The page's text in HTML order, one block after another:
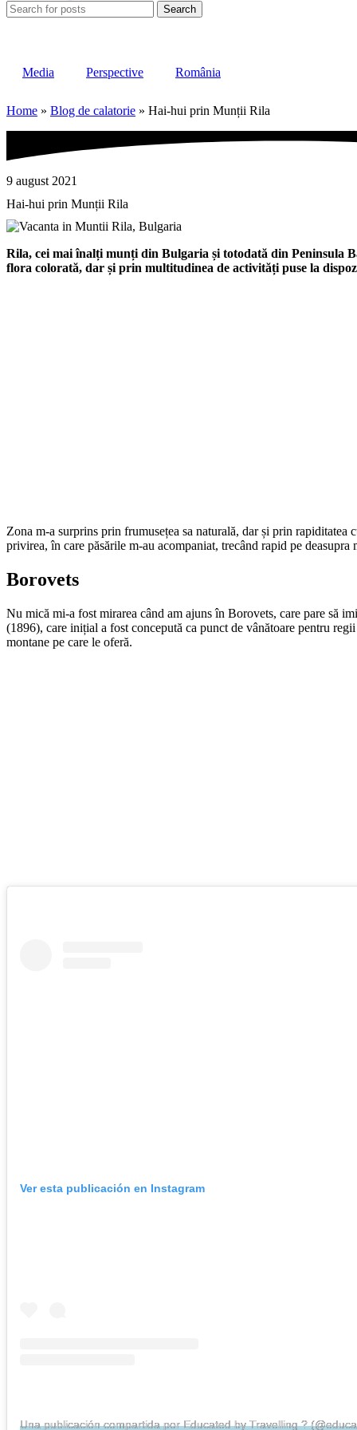
Search
Media Perspective România
Home » Blog de calatorie » Hai-hui prin Munții Rila
9 august 2021
Hai-hui prin Munții Rila
Rila, cei mai înalți munți din Bulgaria și totodată din Peninsula
flora colorată, dar și prin multitudinea de activități puse la
Zona m-a surprins prin frumusețea sa naturală, dar și prin
privirea, în care păsările m-au acompaniat, trecând rapid pe
Borovets
Nu mică mi-a fost mirarea când am ajuns în Borovets, care pare să
(1896), care inițial a fost concepută ca punct de vânătoare pentru
montane pe care le oferă.
Ver esta publicación en Instagram